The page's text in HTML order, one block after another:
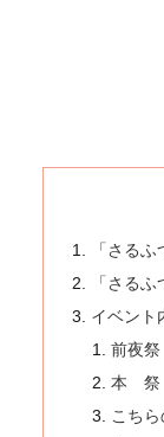
「さる
「さる
イベント
前夜
本 祭
こち